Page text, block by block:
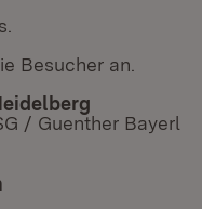
Besucher an.
/ Guenther Bayerl